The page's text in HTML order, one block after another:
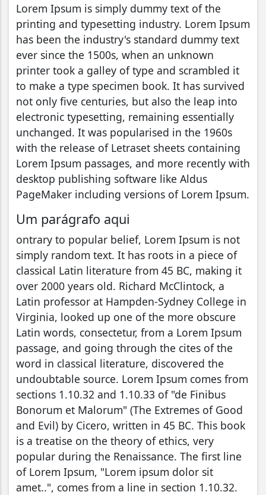
Lorem Ipsum is simply dummy text of the
printing and typesetting industry. Lorem Ipsum
has been the industry's standard dummy text
ever since the 1500s, when an unknown
printer took a galley of type and scrambled it
to make a type specimen book. It has survived
not only five centuries, but also the leap into
electronic typesetting, remaining essentially
unchanged. It was popularised in the 1960s
with the release of Letraset sheets containing
Lorem Ipsum passages, and more recently with
desktop publishing software like Aldus
PageMaker including versions of Lorem Ipsum.
Um parágrafo aqui
ontrary to popular belief, Lorem Ipsum is not
simply random text. It has roots in a piece of
classical Latin literature from 45 BC, making it
over 2000 years old. Richard McClintock, a
Latin professor at Hampden-Sydney College in
Virginia, looked up one of the more obscure
Latin words, consectetur, from a Lorem Ipsum
passage, and going through the cites of the
word in classical literature, discovered the
undoubtable source. Lorem Ipsum comes from
sections 1.10.32 and 1.10.33 of "de Finibus
Bonorum et Malorum" (The Extremes of Good
and Evil) by Cicero, written in 45 BC. This book
is a treatise on the theory of ethics, very
popular during the Renaissance. The first line
of Lorem Ipsum, "Lorem ipsum dolor sit
amet..", comes from a line in section 1.10.32.